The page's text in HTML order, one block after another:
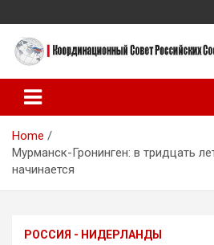
to
content
Российских
Нидерландах
Нидерландах
Home
Мурманск-Гронинген: в тридцать
начинается
РОССИЯ - НИДЕРЛАНДЫ